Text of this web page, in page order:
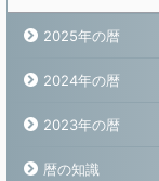
2025年の暦
2024年の暦
2023年の暦
暦の知識